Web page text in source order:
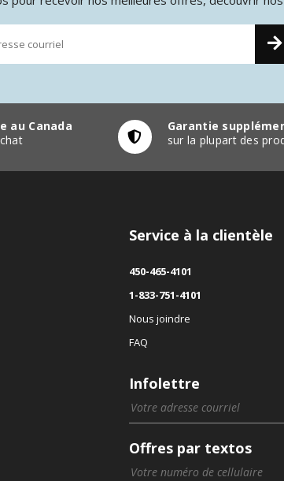
au Canada
Garantie
sur la plupart des
Service à la clientèle
450-465-4101
1-833-751-4101
Nous joindre
FAQ
Infolettre
Offres par textos